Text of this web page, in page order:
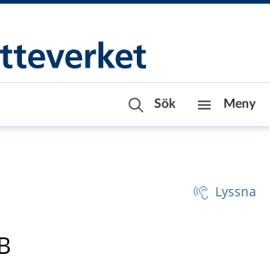
Sök Meny
Lyssna